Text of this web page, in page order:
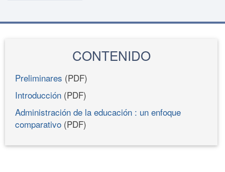
CONTENIDO
Preliminares (PDF)
Introducción (PDF)
Administración de la educación : un enfoque
comparativo (PDF)